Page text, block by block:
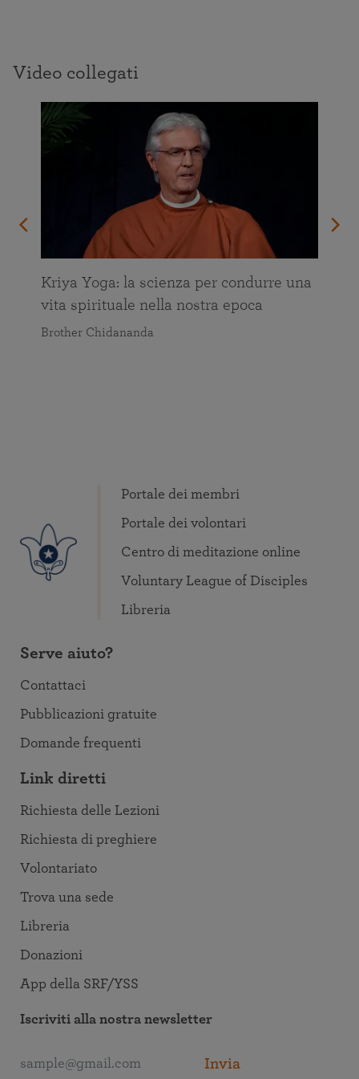
Video collegati
Kriya Yoga: la scienza per condurre una
vita spirituale nella nostra epoca
Brother Chidananda
Portale dei membri
Portale dei volontari
Centro di meditazione online
Voluntary League of Disciples
Libreria
Serve aiuto?
Contattaci
Pubblicazioni gratuite
Domande frequenti
Link diretti
Richiesta delle Lezioni
Richiesta di preghiere
Volontariato
Trova una sede
Libreria
Donazioni
App della SRF/YSS
Iscriviti alla nostra newsletter
Invia